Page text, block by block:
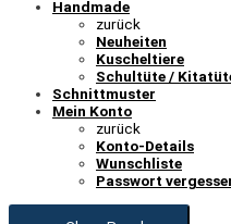
Handmade
zurück
Neuheiten
Kuscheltiere
Schultüte /
Schnittmuster
Mein Konto
zurück
Konto-Details
Wunschliste
Passwort